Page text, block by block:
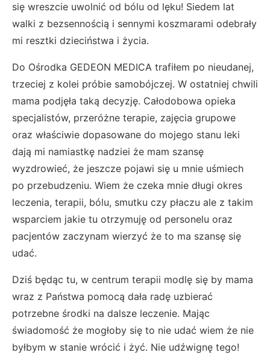
się wreszcie uwolnić od bólu od lęku! Siedem lat
walki z bezsennością i sennymi koszmarami odebrały
mi resztki dzieciństwa i życia.
Do Ośrodka GEDEON MEDICA trafiłem po nieudanej,
trzeciej z kolei próbie samobójczej. W ostatniej chwili
mama podjęła taką decyzję. Całodobowa opieka
specjalistów, przeróżne terapie, zajęcia grupowe
oraz właściwie dopasowane do mojego stanu leki
dają mi namiastkę nadziei że mam szansę
wyzdrowieć, że jeszcze pojawi się u mnie uśmiech
po przebudzeniu. Wiem że czeka mnie długi okres
leczenia, terapii, bólu, smutku czy płaczu ale z takim
wsparciem jakie tu otrzymuję od personelu oraz
pacjentów zaczynam wierzyć że to ma szansę się
udać.
Dziś będąc tu, w centrum terapii modlę się by mama
wraz z Państwa pomocą dała radę uzbierać
potrzebne środki na dalsze leczenie. Mając
świadomość że mogłoby się to nie udać wiem że nie
byłbym w stanie wrócić i żyć. Nie udźwignę tego!